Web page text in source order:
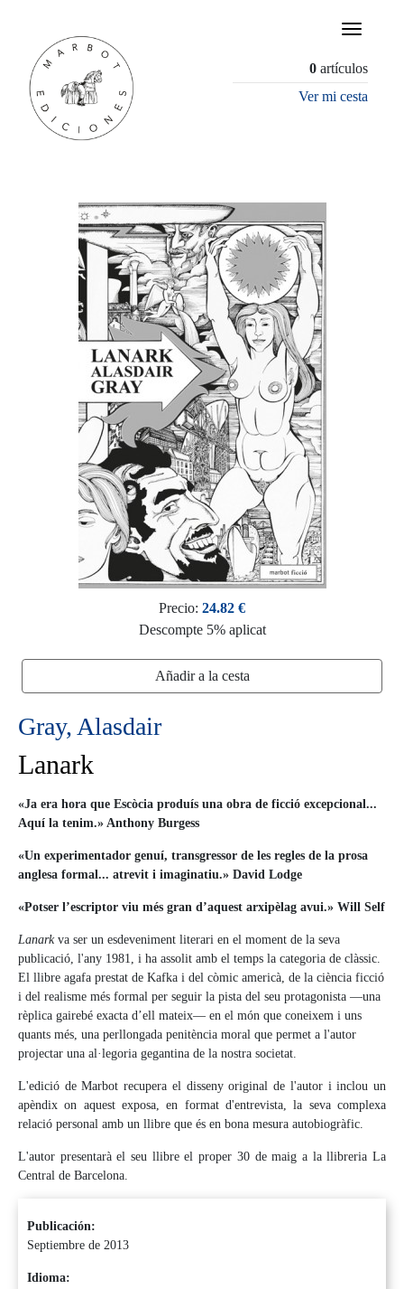
×
0 artículos
Ver mi cesta
Precio: 24.82 €
Descompte 5% aplicat
Añadir a la cesta
Gray, Alasdair
Lanark
«Ja era hora que Escòcia produís una obra de ficció excepcional...
Aquí la tenim.» Anthony Burgess
«Un experimentador genuí, transgressor de les regles de la prosa
anglesa formal... atrevit i imaginatiu.» David Lodge
«Potser l’escriptor viu més gran d’aquest arxipèlag avui.» Will Self
Lanarkva ser un esdeveniment literari en el moment de la seva
publicació, l'any 1981, i ha assolit amb el temps la categoria de clàssic.
El llibre agafa prestat de Kafka i del còmic americà, de la ciència ficció
i del realisme més formal per seguir la pista del seu protagonista —una
rèplica gairebé exacta d’ell mateix— en el món que coneixem i uns
quants més, una perllongada penitència moral que permet a l'autor
projectar una al·legoria gegantina de la nostra societat.
L'edició de Marbot recupera el disseny original de l'autor i inclou un
apèndix on aquest exposa, en format d'entrevista, la seva complexa
relació personal amb un llibre que és en bona mesura autobiogràfic.
L'autor presentarà el seu llibre el proper 30 de maig a la llibreria La
Central de Barcelona.
Publicación:
Septiembre de 2013
Idioma: